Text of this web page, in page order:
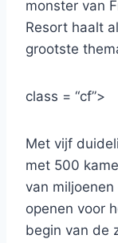
monster van
Resort haalt
grootste
class = “cf”>
Met vijf
met 500
van
openen voor
begin van de